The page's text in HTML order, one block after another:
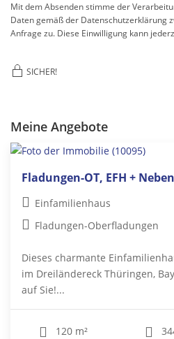
Mit dem Absenden stimme der
Daten gemäß der Datenschutzerklärung
Anfrage zu. Diese Einwilligung kann
SICHER!
Meine Angebote
Fladungen-OT, EFH +
Einfamilienhaus
Fladungen-Oberfladungen
Dieses charmante
im Dreiländereck Thüringen,
auf Sie!...
120 m²